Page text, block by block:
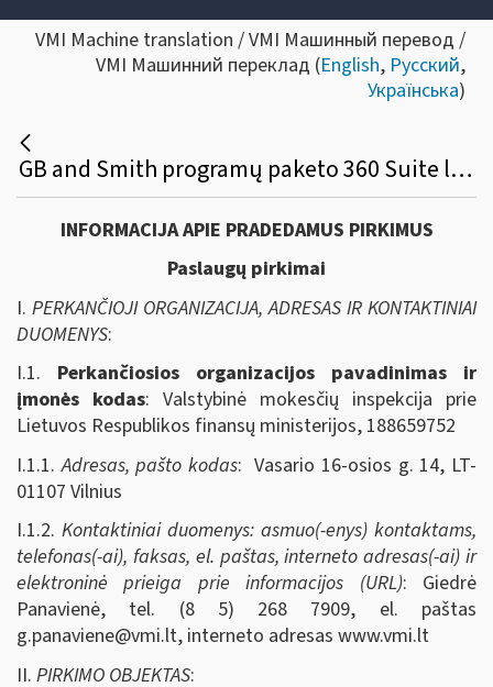
VMI Machine translation / VMI Машинный перевод /
VMI Машинний переклад (English, Русский,
Українська)
GB and Smith programų paketo 360 Suite licencijos palaikymo paslaugos viešasis pirkimas
INFORMACIJA APIE PRADEDAMUS PIRKIMUS
Paslaugų pirkimai
I. PERKANČIOJI ORGANIZACIJA, ADRESAS IR KONTAKTINIAI
DUOMENYS:
I.1. Perkančiosios organizacijos pavadinimas ir
įmonės kodas: Valstybinė mokesčių inspekcija prie
Lietuvos Respublikos finansų ministerijos, 188659752
I.1.1.Adresas, pašto kodas: Vasario 16-osios g. 14, LT-
01107 Vilnius
I.1.2. Kontaktiniai duomenys: asmuo(-enys) kontaktams,
telefonas(-ai), faksas, el. paštas, interneto adresas(-ai) ir
elektroninė prieiga prie informacijos (URL): Giedrė
Panavienė, tel. (8 5) 268 7909, el. paštas
g.panaviene@vmi.lt, interneto adresas www.vmi.lt
II. PIRKIMO OBJEKTAS: